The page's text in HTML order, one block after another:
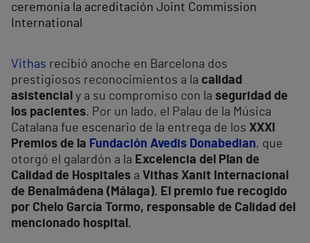
ceremonia la acreditación Joint Commission
International
Vithas recibió anoche en Barcelona dos
prestigiosos reconocimientos a la calidad
asistencial y a su compromiso con la seguridad de
los pacientes. Por un lado, el Palau de la Música
Catalana fue escenario de la entrega de los XXXI
Premios de la Fundación Avedis Donabedian, que
otorgó el galardón a la Excelencia del Plan de
Calidad de Hospitales a Vithas Xanit Internacional
de Benalmádena (Málaga). El premio fue recogido
por Chelo García Tormo, responsable de Calidad del
mencionado hospital.